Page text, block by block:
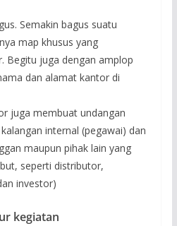
Semakin bagus suatu
map khusus yang
Begitu juga dengan amplop
dan alamat kantor di
juga membuat undangan
internal (pegawai) dan
maupun pihak lain yang
seperti distributor,
investor)
kegiatan